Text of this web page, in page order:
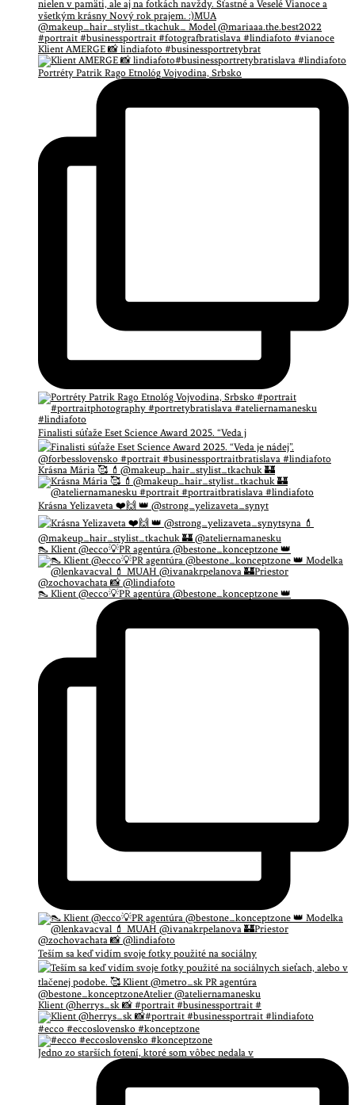
Klient AMERGE 📸 lindiafoto #businessportretybrat
Portréty Patrik Rago Etnológ Vojvodina, Srbsko
Finalisti súťaže Eset Science Award 2025. “Veda j
Krásna Mária 🥰 💄@makeup_hair_stylist_tkachuk 🏰
Krásna Yelizaveta ❤️🙌 👑 @strong_yelizaveta_synyt
👠 Klient @ecco💡PR agentúra @bestone_konceptzone 👑
👠 Klient @ecco💡PR agentúra @bestone_konceptzone 👑
Teším sa keď vidím svoje fotky použité na sociálny
Klient @herrys_sk 📸 #portrait #businessportrait #
#ecco #eccoslovensko #konceptzone
Jedno zo starších fotení, ktoré som vôbec nedala v